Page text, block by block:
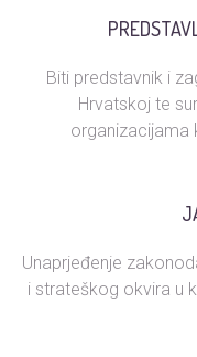
Biti predstavnik i
Hrvatskoj te
organizacijama
Unaprjeđenje
i strateškog okvira u